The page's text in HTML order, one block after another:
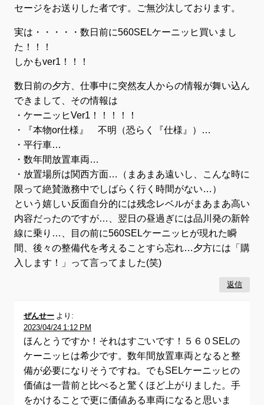
セージをお送りした者です。ご無沙汰しております。
実は・・・・・数日前に560SELケーニッヒ買いまし
た！！！
しかもver1！！！
数日前の夕方、仕事中に突然友人からの情報が舞い込ん
できまして、その情報は
・ケーニッヒVer1！！！！！
・『本物or仕様』 不明（恐らく『仕様』）…
・平行車…
・数年間放置車両…
・放置場所は関西方面…（まあまあ遠いし、こんな時に
限って絶賛激務中でしばらく行く時間がない…）
という嬉しい反面自分的には残念レベルがまあまあ高い
内容だったのですが…、翌日の昼過ぎには品川発の新幹
線に乗り…、目の前に560SELケーニッヒが現れた瞬
間、後々の整備代を考えることすら忘れ…夕方には「購
入します！」って言ってました(笑)
返信
ぜんせー より:
2023/04/24 1:12 PM
ほんとうですか！それはすごいです！５６０SELの
ケーニッヒは希少です。数年間放置車両となると整
備が必要になりそうですね。でもSELケーニッヒの
価値は一昔前と比べると驚くほど上がりました。手
をかけることで更に価値ある車両になると思いま